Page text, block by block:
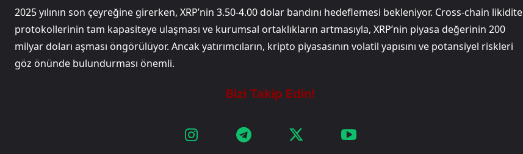
2025 yılının son çeyreğine girerken, XRP’nin 3.50-4.00 dolar bandını hedeflemesi bekleniyor. Cross-chain likidite
protokollerinin tam kapasiteye ulaşması ve kurumsal ortaklıkların artmasıyla, XRP’nin piyasa değerinin 200
milyar doları aşması öngörülüyor. Ancak yatırımcıların, kripto piyasasının volatil yapısını ve potansiyel riskleri
göz önünde bulundurması önemli.